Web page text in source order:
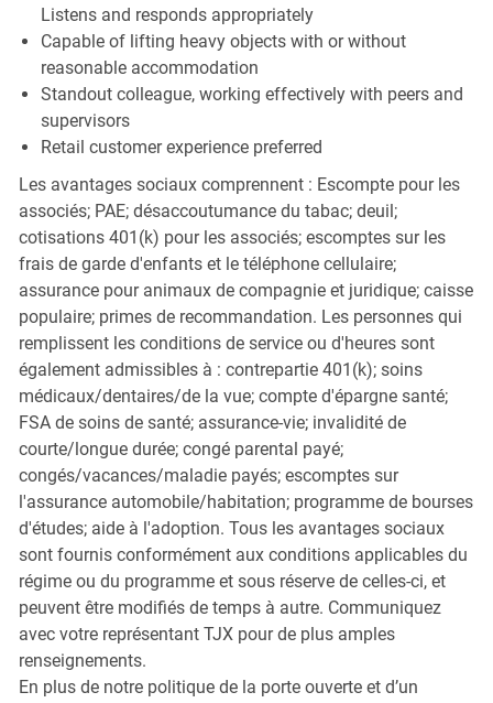
Listens and responds appropriately
Capable of lifting heavy objects with or without
reasonable accommodation
Standout colleague, working effectively with peers and
supervisors
Retail customer experience preferred
Les avantages sociaux comprennent : Escompte pour les
associés; PAE; désaccoutumance du tabac; deuil;
cotisations 401(k) pour les associés; escomptes sur les
frais de garde d'enfants et le téléphone cellulaire;
assurance pour animaux de compagnie et juridique; caisse
populaire; primes de recommandation. Les personnes qui
remplissent les conditions de service ou d'heures sont
également admissibles à : contrepartie 401(k); soins
médicaux/dentaires/de la vue; compte d'épargne santé;
FSA de soins de santé; assurance-vie; invalidité de
courte/longue durée; congé parental payé;
congés/vacances/maladie payés; escomptes sur
l'assurance automobile/habitation; programme de bourses
d'études; aide à l'adoption. Tous les avantages sociaux
sont fournis conformément aux conditions applicables du
régime ou du programme et sous réserve de celles-ci, et
peuvent être modifiés de temps à autre. Communiquez
avec votre représentant TJX pour de plus amples
renseignements.
En plus de notre politique de la porte ouverte et d’un